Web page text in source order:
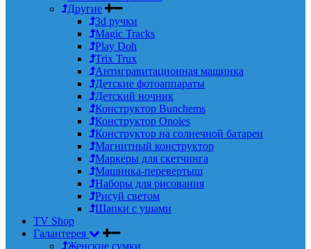
Другие
3d ручки
Magic Tracks
Play Doh
Trix Trux
Антигравитационная машинка
Детские фотоаппараты
Детский ночник
Конструктор Bunchems
Конструктор Onoies
Конструктор на солнечной батареи
Магнитный конструктор
Маркеры для скетчинга
Машинка-перевертыш
Наборы для рисования
Рисуй светом
Шапки с ушами
TV Shop
Галантерея
Женские сумки